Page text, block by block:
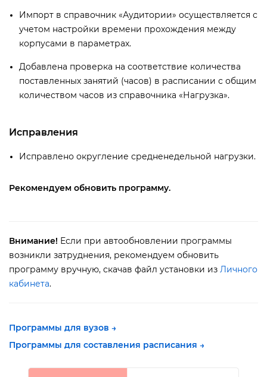
Импорт в справочник «Аудитории» осуществляется с
учетом настройки времени прохождения между
корпусами в параметрах.
Добавлена проверка на соответствие количества
поставленных занятий (часов) в расписании с общим
количеством часов из справочника «Нагрузка».
Исправления
Исправлено округление средненедельной нагрузки.
Рекомендуем обновить программу.
нимание! Если при автообновлении программы
озникли затруднения, рекомендуем обновить
программу вручную, скачав файл установки из Личного
кабинета.
Программы для вузов →
Программы для составления расписания →